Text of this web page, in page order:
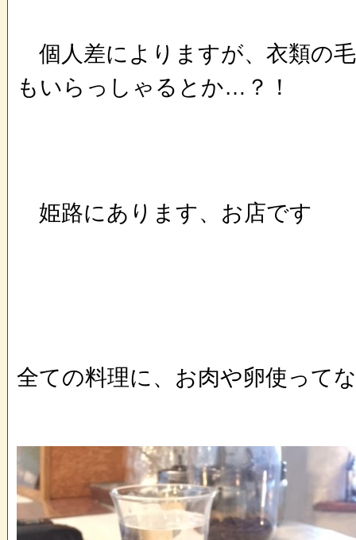
個人差によりますが、衣類の
もいらっしゃるとか…？！
姫路にあります、お店です
全ての料理に、お肉や卵使っ